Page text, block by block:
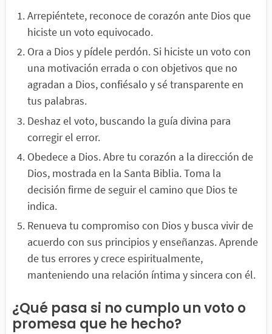
Arrepiéntete, reconoce de corazón ante Dios que
hiciste un voto equivocado.
Ora a Dios y pídele perdón. Si hiciste un voto con
una motivación errada o con objetivos que no
agradan a Dios, confiésalo y sé transparente en
tus palabras.
Deshaz el voto, buscando la guía divina para
corregir el error.
Obedece a Dios. Abre tu corazón a la dirección de
Dios, mostrada en la Santa Biblia. Toma la
decisión firme de seguir el camino que Dios te
indica.
Renueva tu compromiso con Dios y busca vivir de
acuerdo con sus principios y enseñanzas. Aprende
de tus errores y crece espiritualmente,
manteniendo una relación íntima y sincera con él.
¿Qué pasa si no cumplo un voto o
promesa que he hecho?